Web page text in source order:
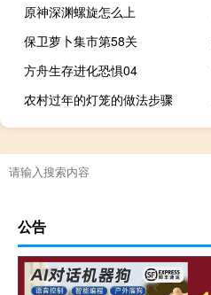
原神深渊螺旋怎么上
保卫萝卜集市第58关
方舟生存进化恐惧04
农村过年的灯笼的做法步骤
公告